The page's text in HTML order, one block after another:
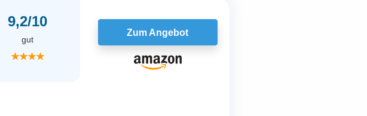
9,2/10
gut
★★★★
Zum Angebot